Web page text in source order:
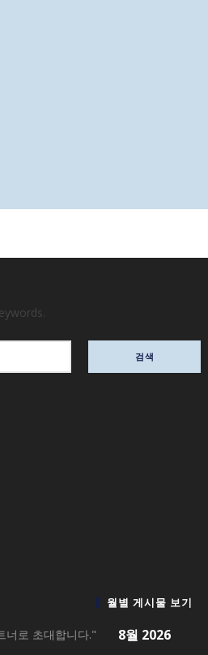
너로 초대합니다."
월별 게시물 보기
8월 2026